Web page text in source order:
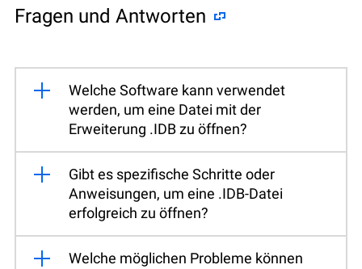
Fragen und Antworten
Welche Software kann verwendet
werden, um eine Datei mit der
Erweiterung .IDB zu öffnen?
Gibt es spezifische Schritte oder
Anweisungen, um eine .IDB-Datei
erfolgreich zu öffnen?
Welche möglichen Probleme können